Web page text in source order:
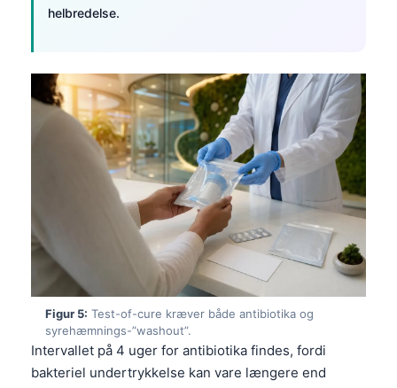
helbredelse.
Figur 5: Test-of-cure kræver både antibiotika og
syrehæmnings-”washout”.
Intervallet på 4 uger for antibiotika findes, fordi
bakteriel undertrykkelse kan vare længere end
Cebuano
ئۇيغۇرچە
Кыргызча
Татар теле
Беларуская мова
Ślōnskŏ gŏdka
Norsk bokmål